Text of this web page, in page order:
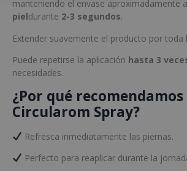
manteniendo el envase aproximadamente a
pieldurante 2-3 segundos.
Extender suavemente el producto por toda
Puede repetirse la aplicación hasta 3
necesidades.
¿Por qué recomendamos
Circularom Spray?
Refresca inmediatamente las piernas.
Perfecto para reaplicar durante la